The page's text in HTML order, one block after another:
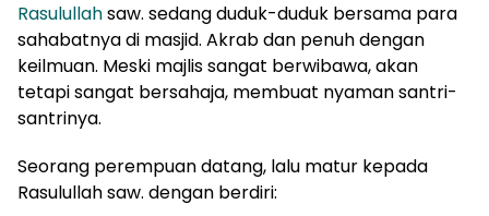
Rasulullahsaw. sedang duduk-duduk bersama para
sahabatnya di masjid. Akrab dan penuh dengan
keilmuan. Meski majlis sangat berwibawa, akan
tetapi sangat bersahaja, membuat nyaman santri-
santrinya.
Seorang perempuan datang, lalu matur kepada
Rasulullah saw. dengan berdiri: